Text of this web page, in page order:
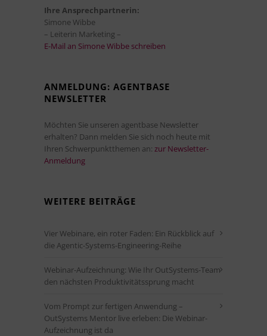
Ihre Ansprechpartnerin:
Simone Wibbe
– Leiterin Marketing –
E-Mail an Simone Wibbe schreiben
ANMELDUNG: AGENTBASE
NEWSLETTER
Möchten Sie unseren agentbase Newsletter
erhalten? Dann melden Sie sich noch heute mit
Ihren Schwerpunktthemen an: zur Newsletter-
Anmeldung
WEITERE BEITRÄGE
Vier Webinare, ein roter Faden: Ein Rückblick auf
die Agentic-Systems-Engineering-Reihe
Webinar-Aufzeichnung: Wie Ihr OutSystems-Team
den nächsten Produktivitätssprung macht
Vom Prompt zur fertigen Anwendung –
OutSystems Mentor live erleben: Die Webinar-
Aufzeichnung ist da